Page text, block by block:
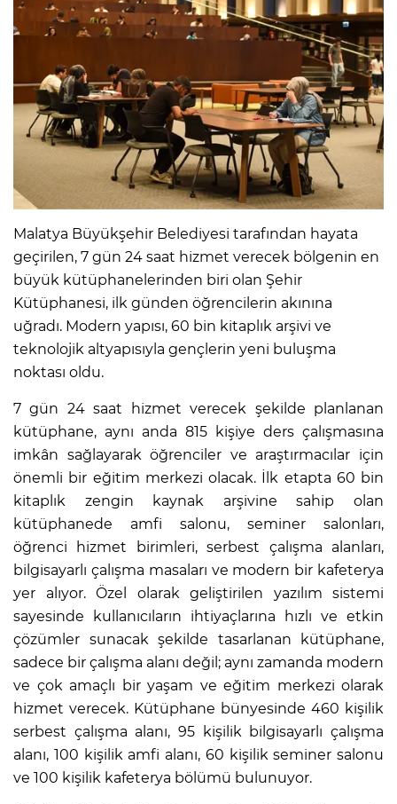
Malatya Büyükşehir Belediyesi tarafından hayata
geçirilen, 7 gün 24 saat hizmet verecek bölgenin en
büyük kütüphanelerinden biri olan Şehir
Kütüphanesi, ilk günden öğrencilerin akınına
uğradı. Modern yapısı, 60 bin kitaplık arşivi ve
teknolojik altyapısıyla gençlerin yeni buluşma
noktası oldu.
7 gün 24 saat hizmet verecek şekilde planlanan
kütüphane, aynı anda 815 kişiye ders çalışmasına
imkân sağlayarak öğrenciler ve araştırmacılar için
önemli bir eğitim merkezi olacak. İlk etapta 60 bin
kitaplık zengin kaynak arşivine sahip olan
kütüphanede amfi salonu, seminer salonları,
öğrenci hizmet birimleri, serbest çalışma alanları,
bilgisayarlı çalışma masaları ve modern bir kafeterya
yer alıyor. Özel olarak geliştirilen yazılım sistemi
sayesinde kullanıcıların ihtiyaçlarına hızlı ve etkin
çözümler sunacak şekilde tasarlanan kütüphane,
sadece bir çalışma alanı değil; aynı zamanda modern
ve çok amaçlı bir yaşam ve eğitim merkezi olarak
hizmet verecek. Kütüphane bünyesinde 460 kişilik
serbest çalışma alanı, 95 kişilik bilgisayarlı çalışma
alanı, 100 kişilik amfi alanı, 60 kişilik seminer salonu
ve 100 kişilik kafeterya bölümü bulunuyor.